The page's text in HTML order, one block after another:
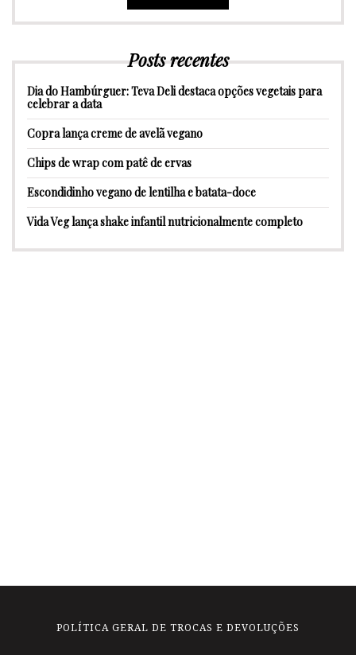
Posts recentes
Dia do Hambúrguer: Teva Deli destaca opções vegetais para
celebrar a data
Copra lança creme de avelã vegano
Chips de wrap com patê de ervas
Escondidinho vegano de lentilha e batata-doce
Vida Veg lança shake infantil nutricionalmente completo
POLÍTICA GERAL DE TROCAS E DEVOLUÇÕES